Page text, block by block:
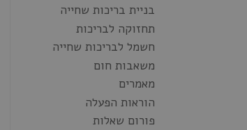
בניית בריכות שחייה
תחזוקה לבריכות
חשמל לבריכות שחייה
משאבות חום
מאמרים
הוראות הפעלה
פורום שאלות